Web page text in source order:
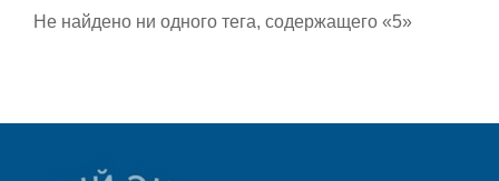
Не найдено ни одного тега, содержащего «5»